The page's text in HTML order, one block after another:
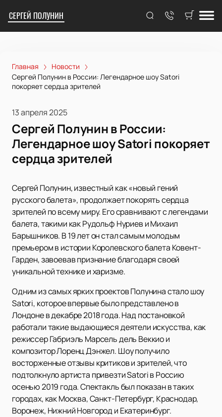
СЕРГЕЙ ПОЛУНИН
Главная
Новости
Сергей Полунин в России: Легендарное шоу Satori
покоряет сердца зрителей
13 апреля 2025
Сергей Полунин в России:
Легендарное шоу Satori покоряет
сердца зрителей
Сергей Полунин, известный как «новый гений
русского балета», продолжает покорять сердца
зрителей по всему миру. Его сравнивают с легендами
балета, такими как Рудольф Нуриев и Михаил
Барышников. В 19 лет он стал самым молодым
премьером в истории Королевского балета Ковент-
Гарден, завоевав признание благодаря своей
уникальной технике и харизме.
Одним из самых ярких проектов Полунина стало шоу
Satori, которое впервые было представлено в
Лондоне в декабре 2018 года. Над постановкой
работали такие выдающиеся деятели искусства, как
режиссер Габриэль Марсель дель Веккио и
композитор Лоренц Дэнжел. Шоу получило
восторженные отзывы критиков и зрителей, что
подтолкнуло артиста привезти Satori в Россию
осенью 2019 года. Спектакль был показан в таких
городах, как Москва, Санкт-Петербург, Краснодар,
Воронеж, Нижний Новгород и Екатеринбург.